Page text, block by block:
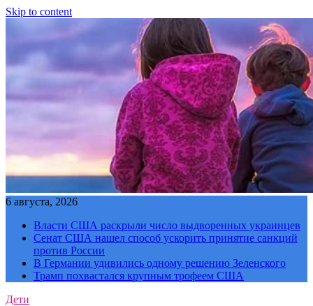
Skip to content
6 августа, 2026
Власти США раскрыли число выдворенных украинцев
Сенат США нашел способ ускорить принятие санкций
против России
В Германии удивились одному решению Зеленского
Трамп похвастался крупным трофеем США
Дети